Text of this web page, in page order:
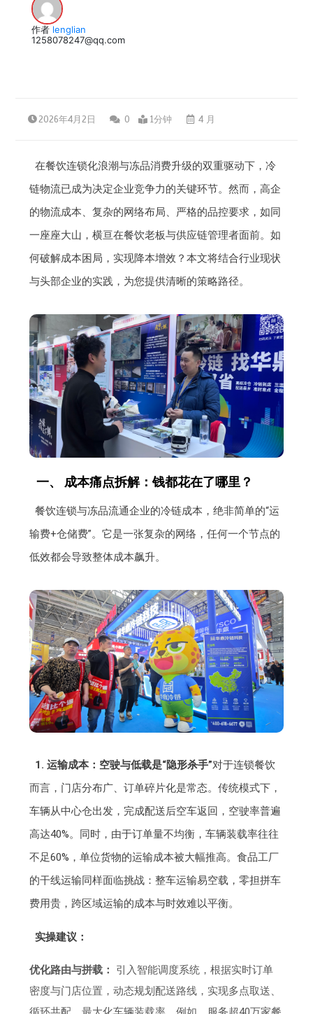
作者 lenglian
1258078247@qq.com
2026年4月2日 0 1分钟 4 月
在餐饮连锁化浪潮与冻品消费升级的双重驱动下，冷
链物流已成为决定企业竞争力的关键环节。然而，高企
的物流成本、复杂的网络布局、严格的品控要求，如同
一座座大山，横亘在餐饮老板与供应链管理者面前。如
何破解成本困局，实现降本增效？本文将结合行业现状
与头部企业的实践，为您提供清晰的策略路径。
一、 成本痛点拆解：钱都花在了哪里？
餐饮连锁与冻品流通企业的冷链成本，绝非简单的“运
输费+仓储费”。它是一张复杂的网络，任何一个节点的
低效都会导致整体成本飙升。
1. 运输成本：空驶与低载是“隐形杀手”对于连锁餐饮
而言，门店分布广、订单碎片化是常态。传统模式下，
车辆从中心仓出发，完成配送后空车返回，空驶率普遍
高达40%。同时，由于订单量不均衡，车辆装载率往往
不足60%，单位货物的运输成本被大幅推高。食品工厂
的干线运输同样面临挑战：整车运输易空载，零担拼车
费用贵，跨区域运输的成本与时效难以平衡。
实操建议：
优化路由与拼载：
引入智能调度系统，根据实时订单
密度与门店位置，动态规划配送路线，实现多点取送、